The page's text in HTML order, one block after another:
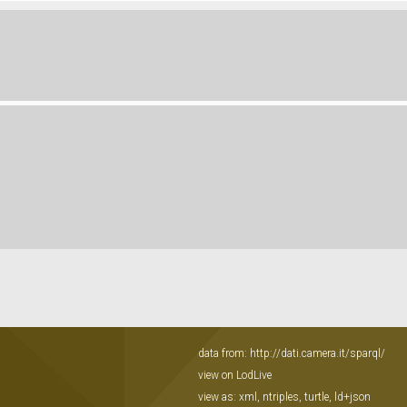
data from: http://dati.camera.it/sparql/
view on LodLive
view as: xml , ntriples, turtle, ld+json